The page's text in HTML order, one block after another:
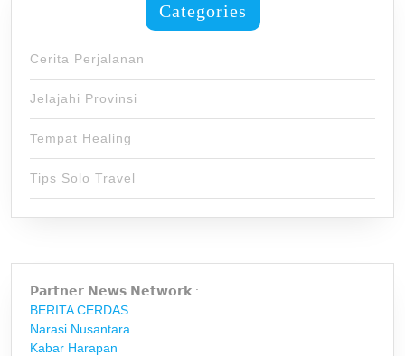
Categories
Cerita Perjalanan
Jelajahi Provinsi
Tempat Healing
Tips Solo Travel
𝗣𝗮𝗿𝘁𝗻𝗲𝗿 𝗡𝗲𝘄𝘀 𝗡𝗲𝘁𝘄𝗼𝗿𝗸 :
BERITA CERDAS
Narasi Nusantara
Kabar Harapan